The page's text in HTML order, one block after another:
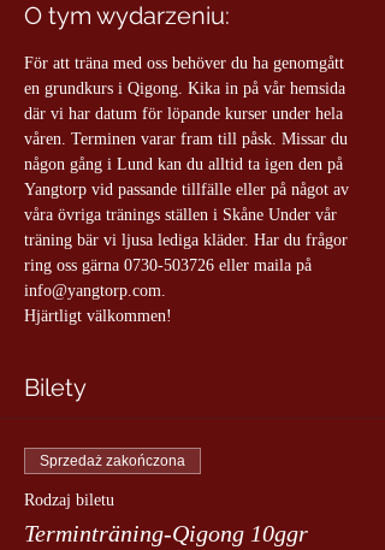
O tym wydarzeniu:
För att träna med oss behöver du ha genomgått
en grundkurs i Qigong. Kika in på vår hemsida
där vi har datum för löpande kurser under hela
våren. Terminen varar fram till påsk. Missar du
någon gång i Lund kan du alltid ta igen den på
Yangtorp vid passande tillfälle eller på något av
våra övriga tränings ställen i Skåne Under vår
träning bär vi ljusa lediga kläder. Har du frågor
ring oss gärna 0730-503726 eller maila på
info@yangtorp.com.
Hjärtligt välkommen!
Bilety
Sprzedaż zakończona
Rodzaj biletu
Terminträning-Qigong 10ggr